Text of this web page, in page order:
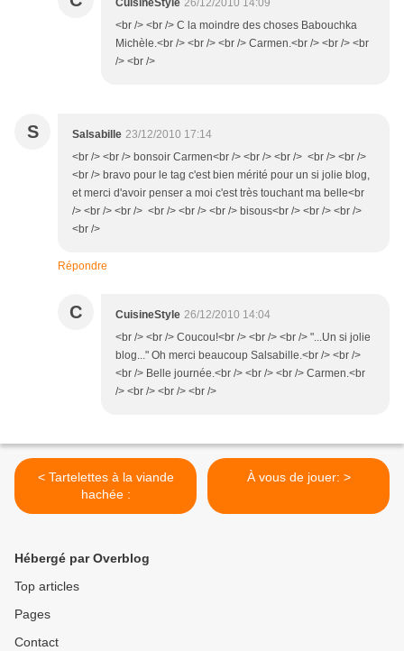
CuisineStyle 26/12/2010 14:09
<br /> <br /> C la moindre des choses Babouchka
Michèle.<br /> <br /> <br /> Carmen.<br /> <br /> <br
/> <br />
S Salsabille 23/12/2010 17:14
<br /> <br /> bonsoir Carmen<br /> <br /> <br /> <br /> <br />
<br /> bravo pour le tag c'est bien mérité pour un si jolie blog,
et merci d'avoir penser a moi c'est très touchant ma belle<br
/> <br /> <br /> <br /> <br /> <br /> bisous<br /> <br /> <br />
<br />
Répondre
C CuisineStyle 26/12/2010 14:04
<br /> <br /> Coucou!<br /> <br /> <br /> "...Un si jolie
blog..." Oh merci beaucoup Salsabille.<br /> <br />
<br /> Belle journée.<br /> <br /> <br /> Carmen.<br
/> <br /> <br /> <br />
< Tartelettes à la viande
hachée :
À vous de jouer: >
Hébergé par Overblog
Top articles
Pages
Contact